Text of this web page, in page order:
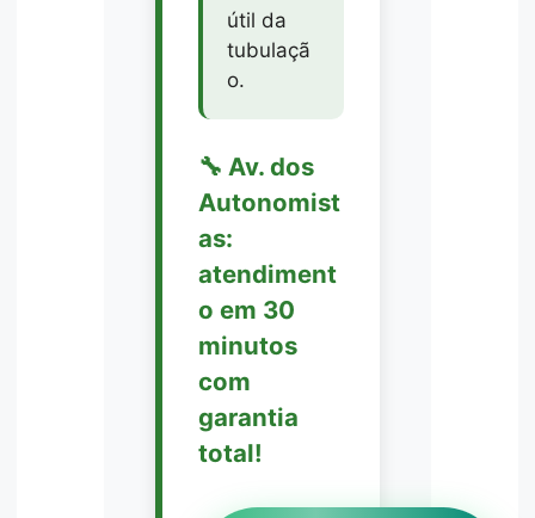
útil da
tubulaçã
o.
🔧 Av. dos
Autonomist
as:
atendiment
o em 30
minutos
com
garantia
total!